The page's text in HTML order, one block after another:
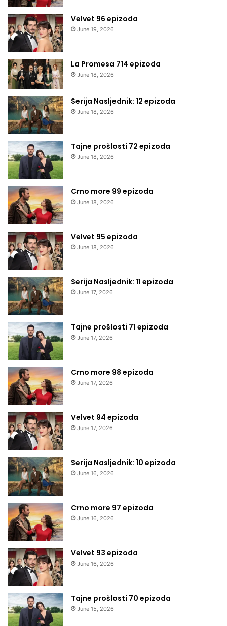
Velvet 96 epizoda
June 19, 2026
La Promesa 714 epizoda
June 18, 2026
Serija Nasljednik: 12 epizoda
June 18, 2026
Tajne prošlosti 72 epizoda
June 18, 2026
Crno more 99 epizoda
June 18, 2026
Velvet 95 epizoda
June 18, 2026
Serija Nasljednik: 11 epizoda
June 17, 2026
Tajne prošlosti 71 epizoda
June 17, 2026
Crno more 98 epizoda
June 17, 2026
Velvet 94 epizoda
June 17, 2026
Serija Nasljednik: 10 epizoda
June 16, 2026
Crno more 97 epizoda
June 16, 2026
Velvet 93 epizoda
June 16, 2026
Tajne prošlosti 70 epizoda
June 15, 2026